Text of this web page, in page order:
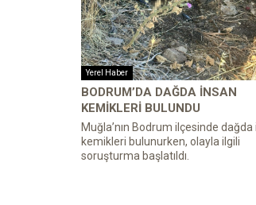
Yerel Haber
BODRUM’DA DAĞDA INSAN
KEMIKLERI BULUNDU
Muğla’nın Bodrum ilçesinde dağda
kemikleri bulunurken, olayla ilgili
soruşturma başlatıldı.